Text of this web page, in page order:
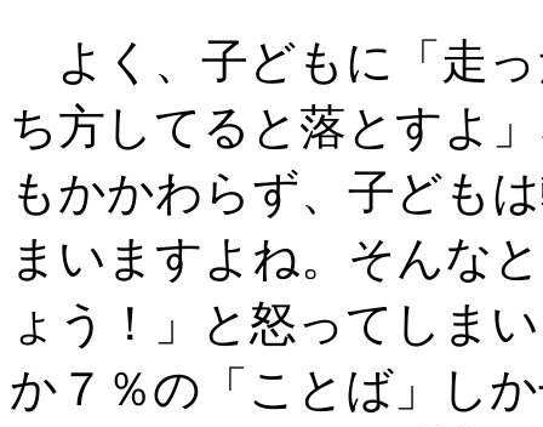
よく、子どもに「走
ち方してると落とすよ
もかかわらず、子ども
まいますよね。そんな
ょう！」と怒ってしま
か７％の「ことば」し